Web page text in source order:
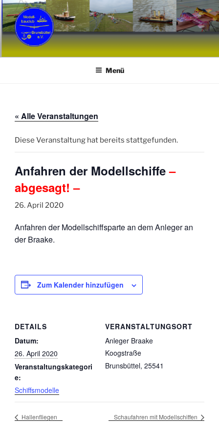
Zum
Inhalt
springen
MCB
Menü
« Alle Veranstaltungen
Diese Veranstaltung hat bereits stattgefunden.
Anfahren der Modellschiffe–
abgesagt! –
26. April 2020
Anfahren der Modellschiffsparte an dem Anleger an
der Braake.
Zum Kalender hinzufügen
DETAILS
Datum:
26. April 2020
Veranstaltungskategori
e:
Schiffsmodelle
VERANSTALTUNGSORT
Anleger Braake
Koogstraße
Brunsbüttel, 25541
Hallenfliegen Schaufahren mit Modellschiffen